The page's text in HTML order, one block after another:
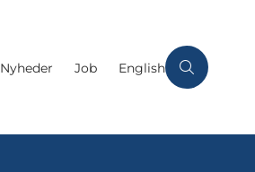
Nyheder Job English